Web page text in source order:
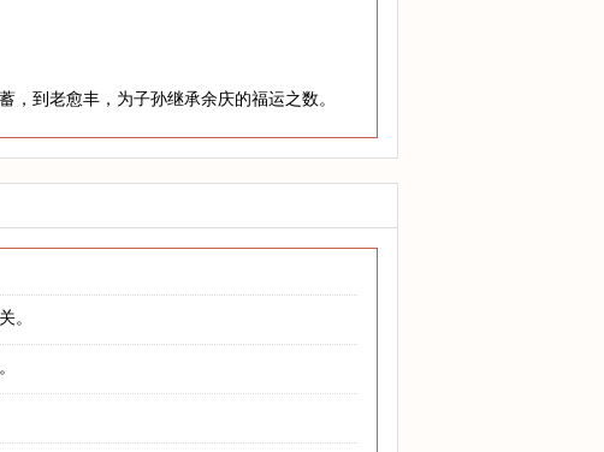
到老愈丰，为子孙继承余庆的福运之数。
。